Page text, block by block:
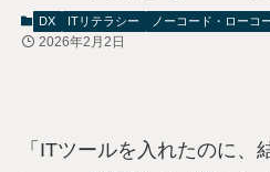
DX ITリテラシー ノーコード・ローコ
2026年2月2日
「ITツールを入れたのに、